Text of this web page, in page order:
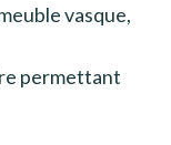
vasque,
permettant